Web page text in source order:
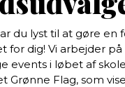
du lyst til at gøre en
dig! Vi arbejder
events i løbet af
Flag, som